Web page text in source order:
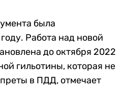
была
Работа над новой
до октября 2022
гильотины, которая не
в ПДД, отмечает